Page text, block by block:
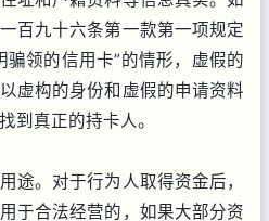
百九十六条第一款第一项规定
骗领的信用卡”的情形，虚假的
虚构的身份和虚假的申请资料
到真正的持卡人。
途。对于行为人取得资金后，
于合法经营的，如果大部分资